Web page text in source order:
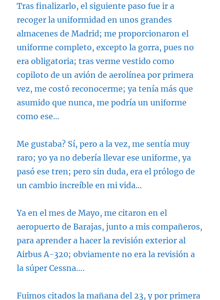
Tras finalizarlo, el siguiente paso fue ir a
recoger la uniformidad en unos grandes
almacenes de Madrid; me proporcionaron el
uniforme completo, excepto la gorra, pues no
era obligatoria; tras verme vestido como
copiloto de un avión de aerolínea por primera
vez, me costó reconocerme; ya tenía más que
asumido que nunca, me podría un uniforme
como ese…
Me gustaba? Sí, pero a la vez, me sentía muy
raro; yo ya no debería llevar ese uniforme, ya
pasó ese tren; pero sin duda, era el prólogo de
un cambio increíble en mi vida…
Ya en el mes de Mayo, me citaron en el
aeropuerto de Barajas, junto a mis compañeros,
para aprender a hacer la revisión exterior al
Airbus A-320; obviamente no era la revisión a
la súper Cessna….
Fuimos citados la mañana del 23, y por primera